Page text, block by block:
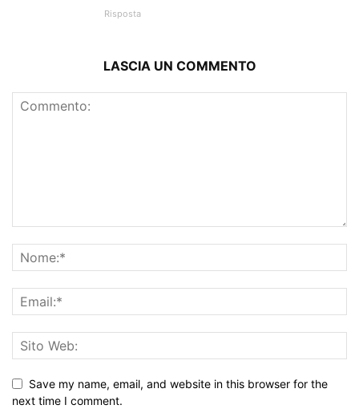
Risposta
LASCIA UN COMMENTO
Save my name, email, and website in this browser for the
next time I comment.